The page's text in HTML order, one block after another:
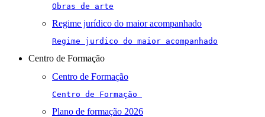
Obras de arte
Regime jurídico do maior acompanhado
Regime jurdico do maior acompanhado
Centro de Formação
Centro de Formação
Centro de Formação
Plano de formação 2026